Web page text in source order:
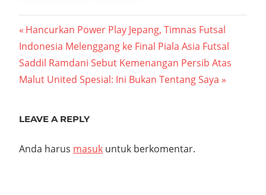
Navigasi
pos
Previous
Post:
Hancurkan Power Play Jepang, Timnas Futsal
Indonesia Melenggang ke Final Piala Asia Futsal
Next
Post:
Saddil Ramdani Sebut Kemenangan Persib Atas
Malut United Spesial: Ini Bukan Tentang Saya
LEAVE A REPLY
Anda harus masuk untuk berkomentar.